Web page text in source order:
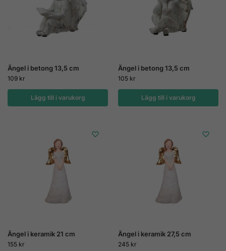
Ängel i betong 13,5 cm
109 kr
Lägg till i varukorg
Ängel i betong 13,5 cm
105 kr
Lägg till i varukorg
Ängel i keramik 21 cm
155 kr
Ängel i keramik 27,5 cm
245 kr